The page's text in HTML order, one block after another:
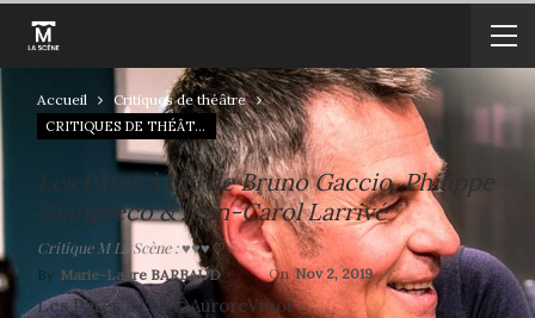
Accueil Critiques de théâtre
CRITIQUES DE THÉÂTRE
Les Pâtes à l'ail de Bruno Gaccio, Philippe
Giangreco & Jean-Carol Larrivé
Critique M La Scène : ♥♥♥♡♡
By Marie-Laure BARBAUD On Nov 2, 2019
Les Pâtes à l'ail ©AuroreVinot